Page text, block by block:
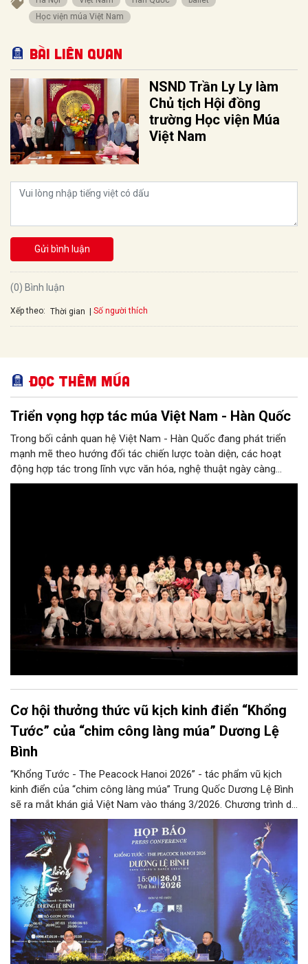
Học viện múa Việt Nam
Bài liên quan
NSND Trần Ly Ly làm
Chủ tịch Hội đồng
trường Học viện Múa
Việt Nam
Gửi bình luận
(0) Bình luận
Xếp theo: Thời gian Số người thích
Đọc thêm Múa
Triển vọng hợp tác múa Việt Nam - Hàn Quốc
Trong bối cảnh quan hệ Việt Nam - Hàn Quốc đang phát triển
mạnh mẽ theo hướng đối tác chiến lược toàn diện, các hoạt
động hợp tác trong lĩnh vực văn hóa, nghệ thuật ngày càng
đóng vai trò quan trọng như một kênh kết nối mềm giữa hai
hợp tác đào tạo, sáng tạo và phát triển nghệ thuật biểu diễn
giữa hai quốc gia.
Cơ hội thưởng thức vũ kịch kinh điển “Khổng
Tước” của “chim công làng múa” Dương Lệ
Bình
“Khổng Tước - The Peacock Hanoi 2026” - tác phẩm vũ kịch
kinh điển của “chim công làng múa” Trung Quốc Dương Lệ Bình
sẽ ra mắt khán giả Việt Nam vào tháng 3/2026. Chương trình dự
kiến được biểu diễn vào 20h ngày 6/3, 20h ngày 7/3 và 15h, 20h
ngày 8/3 tại Nhà hát Hồ Gươm (Hà Nội).